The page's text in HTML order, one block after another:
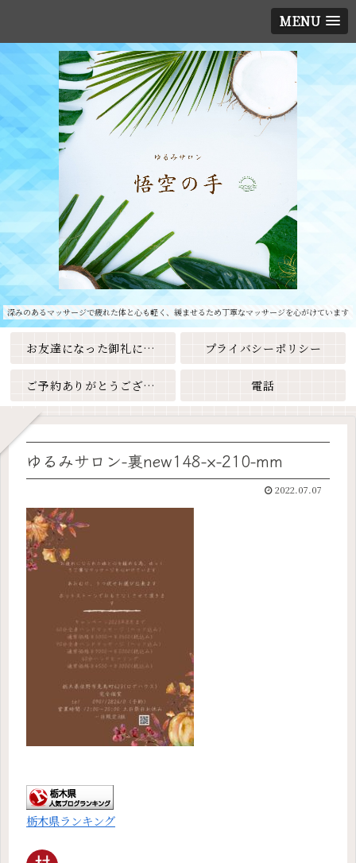
MENU
深みのあるマッサージで疲れた体と心も軽く、緩ませるため丁寧なマッサージを心がけています
お友達になった御礼に素敵なクーポンをプレゼント🎁 プライバシーポリシー
ご予約ありがとうございます 電話
ゆるみサロン-裏new148-×-210-mm
2022.07.07
栃木県ランキング